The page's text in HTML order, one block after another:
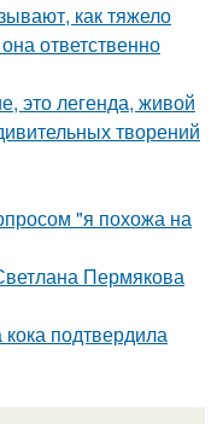
как тяжело
ответственно
это легенда, живой
творений
"я похожа на
Пермякова
подтвердила